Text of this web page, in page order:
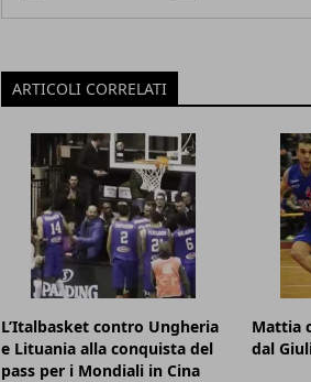
ARTICOLI CORRELATI
L’Italbasket contro Ungheria
e Lituania alla conquista del
pass per i Mondiali in Cina
Mattia
dal